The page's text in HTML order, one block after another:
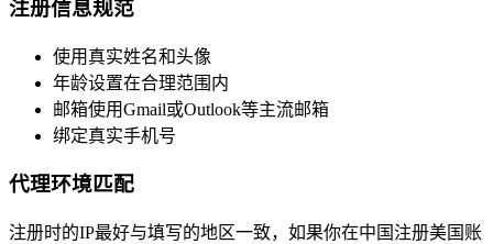
注册信息规范
使用真实姓名和头像
年龄设置在合理范围内
邮箱使用Gmail或Outlook等主流邮箱
绑定真实手机号
代理环境匹配
注册时的IP最好与填写的地区一致，如果你在中国注册美国账